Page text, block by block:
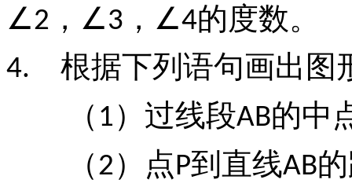
∠2 ， ∠3 ， ∠4的度数。
4.
根据下列语句画出图
（ 1 ）过线段AB的中
（2）点P到直线AB